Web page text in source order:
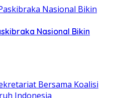
Nasional Bikin